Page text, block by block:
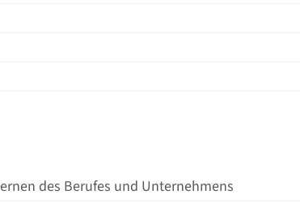
des Berufes und Unternehmens